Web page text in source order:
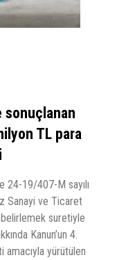
sonuçlanan
TL para
24-19/407-M sayılı
Sanayi ve Ticaret
belirlemek suretiyle
Kanun’un 4.
yürütülen